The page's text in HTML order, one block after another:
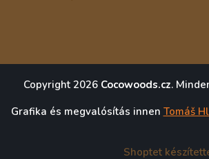
Copyright 2026 Cocowoods.cz.
Grafika és megvalósítás innen Tomáš
Shoptet